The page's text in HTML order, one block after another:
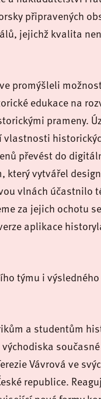
připravených
jejichž kvalita
promýšleli
edukace na
prameny.
převést do
vytvářel
vlnách účastnilo
za jejich ochotu
aplikace
týmu i
a studentům
Vávrová ve
republice.